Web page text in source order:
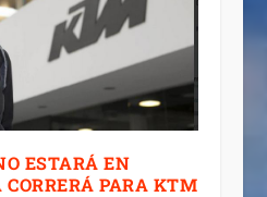
ESTARÁ EN
PARA KTM